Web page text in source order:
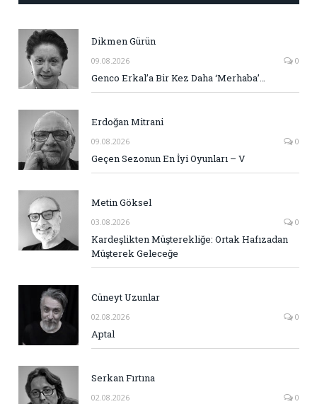
Dikmen Gürün
09.08.2026 0
Genco Erkal’a Bir Kez Daha ‘Merhaba’…
Erdoğan Mitrani
09.08.2026 0
Geçen Sezonun En İyi Oyunları – V
Metin Göksel
03.08.2026 0
Kardeşlikten Müşterekliğe: Ortak Hafızadan
Müşterek Geleceğe
Cüneyt Uzunlar
02.08.2026 0
Aptal
Serkan Fırtına
02.08.2026 0